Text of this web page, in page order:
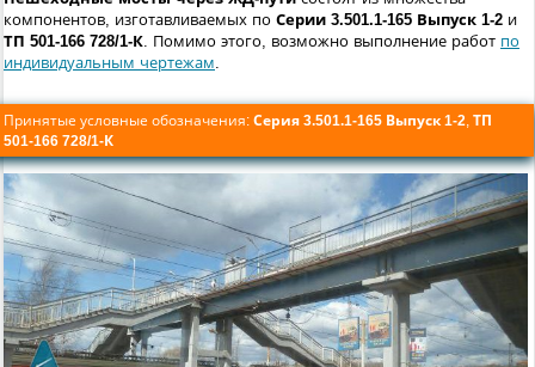
компонентов, изготавливаемых по Серии 3.501.1-165 Выпуск 1-2 и
ТП 501-166 728/1-К. Помимо этого, возможно выполнение работ по
индивидуальным чертежам.
Принятые условные обозначения: Серия 3.501.1-165 Выпуск 1-2, ТП
501-166 728/1-К